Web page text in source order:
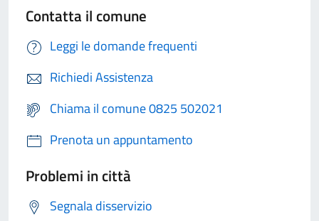
Contatta il comune
Leggi le domande frequenti
Richiedi Assistenza
Chiama il comune 0825 502021
Prenota un appuntamento
Problemi in città
Segnala disservizio